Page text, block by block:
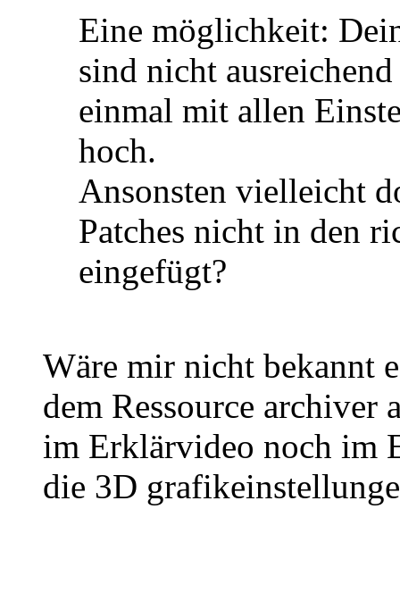
Eine möglichkeit:
sind nicht
einmal mit allen
hoch.
Ansonsten vielleicht
Patches nicht in den
eingefügt?
Wäre mir nicht bekannt
dem Ressource archiver
im Erklärvideo noch im
die 3D